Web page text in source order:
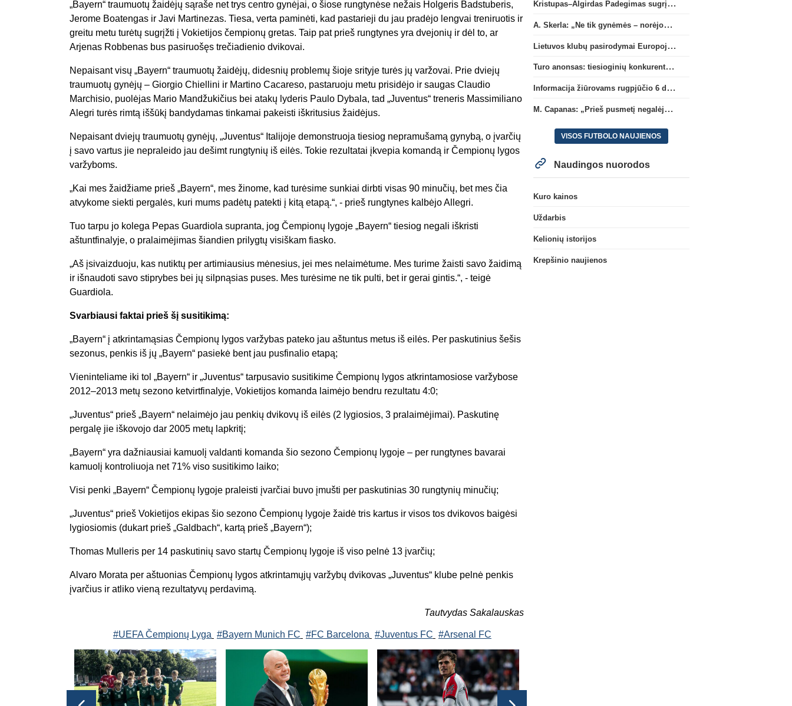
„Bayern“ traumuotų žaidėjų sąraše net trys centro gynėjai, o šiose rungtynėse nežais Holgeris Badstuberis,
Jerome Boatengas ir Javi Martinezas. Tiesa, verta paminėti, kad pastarieji du jau pradėjo lengvai treniruotis ir
greitu metu turėtų sugrįžti į Vokietijos čempionų gretas. Taip pat prieš rungtynes yra dvejonių ir dėl to, ar
Arjenas Robbenas bus pasiruošęs trečiadienio dvikovai.
Nepaisant visų „Bayern“ traumuotų žaidėjų, didesnių problemų šioje srityje turės jų varžovai. Prie dviejų
traumuotų gynėjų – Giorgio Chiellini ir Martino Cacareso, pastaruoju metu prisidėjo ir saugas Claudio
Marchisio, puolėjas Mario Mandžukičius bei atakų lyderis Paulo Dybala, tad „Juventus“ treneris Massimiliano
Alegri turės rimtą iššūkį bandydamas tinkamai pakeisti iškritusius žaidėjus.
Nepaisant dviejų traumuotų gynėjų, „Juventus“ Italijoje demonstruoja tiesiog nepramušamą gynybą, o įvarčių
į savo vartus jie nepraleido jau dešimt rungtynių iš eilės. Tokie rezultatai įkvepia komandą ir Čempionų lygos
varžyboms.
„Kai mes žaidžiame prieš „Bayern“, mes žinome, kad turėsime sunkiai dirbti visas 90 minučių, bet mes čia
atvykome siekti pergalės, kuri mums padėtų patekti į kitą etapą.“, - prieš rungtynes kalbėjo Allegri.
Tuo tarpu jo kolega Pepas Guardiola supranta, jog Čempionų lygoje „Bayern“ tiesiog negali iškristi
aštuntfinalyje, o pralaimėjimas šiandien prilygtų visiškam fiasko.
„Aš įsivaizduoju, kas nutiktų per artimiausius mėnesius, jei mes nelaimėtume. Mes turime žaisti savo žaidimą
ir išnaudoti savo stiprybes bei jų silpnąsias puses. Mes turėsime ne tik pulti, bet ir gerai gintis.“, - teigė
Guardiola.
Svarbiausi faktai prieš šį susitikimą:
„Bayern“ į atkrintamąsias Čempionų lygos varžybas pateko jau aštuntus metus iš eilės. Per paskutinius šešis
sezonus, penkis iš jų „Bayern“ pasiekė bent jau pusfinalio etapą;
Vieninteliame iki tol „Bayern“ ir „Juventus“ tarpusavio susitikime Čempionų lygos atkrintamosiose varžybose
2012–2013 metų sezono ketvirtfinalyje, Vokietijos komanda laimėjo bendru rezultatu 4:0;
„Juventus“ prieš „Bayern“ nelaimėjo jau penkių dvikovų iš eilės (2 lygiosios, 3 pralaimėjimai). Paskutinę
pergalę jie iškovojo dar 2005 metų lapkritį;
„Bayern“ yra dažniausiai kamuolį valdanti komanda šio sezono Čempionų lygoje – per rungtynes bavarai
kamuolį kontroliuoja net 71% viso susitikimo laiko;
Visi penki „Bayern“ Čempionų lygoje praleisti įvarčiai buvo įmušti per paskutinias 30 rungtynių minučių;
„Juventus“ prieš Vokietijos ekipas šio sezono Čempionų lygoje žaidė tris kartus ir visos tos dvikovos baigėsi
lygiosiomis (dukart prieš „Galdbach“, kartą prieš „Bayern“);
Thomas Mulleris per 14 paskutinių savo startų Čempionų lygoje iš viso pelnė 13 įvarčių;
Alvaro Morata per aštuonias Čempionų lygos atkrintamųjų varžybų dvikovas „Juventus“ klube pelnė penkis
įvarčius ir atliko vieną rezultatyvų perdavimą.
Tautvydas Sakalauskas
#UEFA Čempionų Lyga #Bayern Munich FC #FC Barcelona #Juventus FC #Arsenal FC
Kristupas–Algirdas Padegimas sugrįžta į FC „Hegelmann” B sudėtį
A. Skerla: „Ne tik gynėmės – norėjome atakuoti“
Lietuvos klubų pasirodymai Europoje: patirti pralaimėjimai Kroatijos atstovams
Turo anonsas: tiesioginių konkurentų dvikova Gargžduose
Informacija žiūrovams rugpjūčio 6 d. UEFA rungtynėms
M. Capanas: „Prieš pusmetį negalėjau net įsivaizduoti, kad žaisime prieš „Hajduk“
VISOS FUTBOLO NAUJIENOS
Naudingos nuorodos
Kuro kainos
Uždarbis
Kelionių istorijos
Krepšinio naujienos